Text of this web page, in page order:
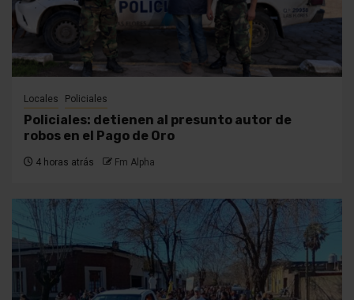
Locales Policiales
Policiales: detienen al presunto autor de
robos en el Pago de Oro
4 horas atrás Fm Alpha